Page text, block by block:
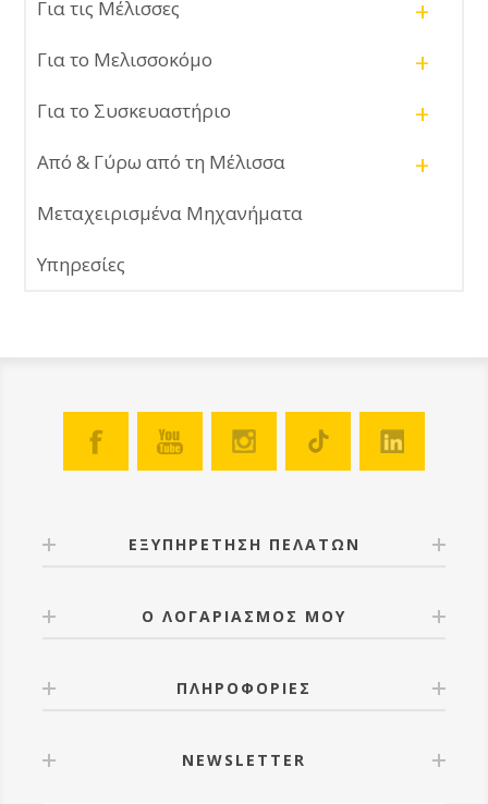
Για τις Μέλισσες +
Για το Μελισσοκόμο +
Για το Συσκευαστήριο +
Από & Γύρω από τη Μέλισσα +
Μεταχειρισμένα Μηχανήματα
Υπηρεσίες
ΕΞΥΠΗΡΕΤΗΣΗ ΠΕΛΑΤΩΝ
Ο ΛΟΓΑΡΙΑΣΜΟΣ ΜΟΥ
ΠΛΗΡΟΦΟΡΙΕΣ
NEWSLETTER